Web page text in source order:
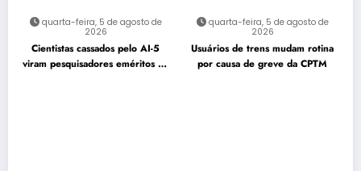
quarta-feira, 5 de agosto de
2026
Cientistas cassados pelo AI-5
viram pesquisadores eméritos da
quarta-feira, 5 de agosto de
2026
Usuários de trens mudam rotina
por causa de greve da CPTM